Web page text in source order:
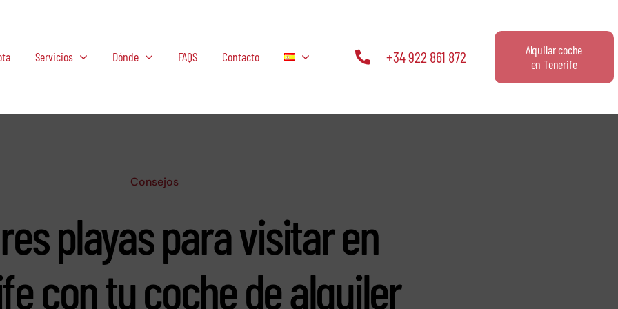
Servicios Dónde FAQS Contacto +34 922 861 872
Alquilar coche
en Tenerife
Consejos
playas para visitar en
con tu coche de alquiler